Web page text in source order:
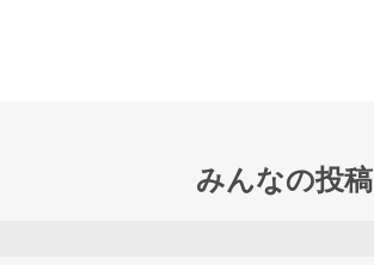
みんなの投稿